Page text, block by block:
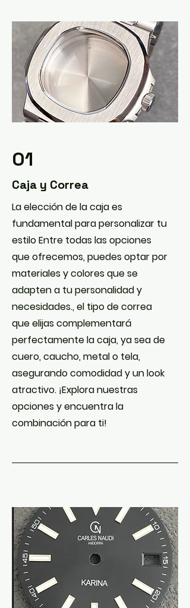
01
Caja y Correa
La elección de la caja es
fundamental para personalizar tu
estilo Entre todas las opciones
que ofrecemos, puedes optar por
materiales y colores que se
adapten a tu personalidad y
necesidades., el tipo de correa
que elijas complementará
perfectamente la caja, ya sea de
cuero, caucho, metal o tela,
asegurando comodidad y un look
atractivo. ¡Explora nuestras
opciones y encuentra la
combinación para ti!